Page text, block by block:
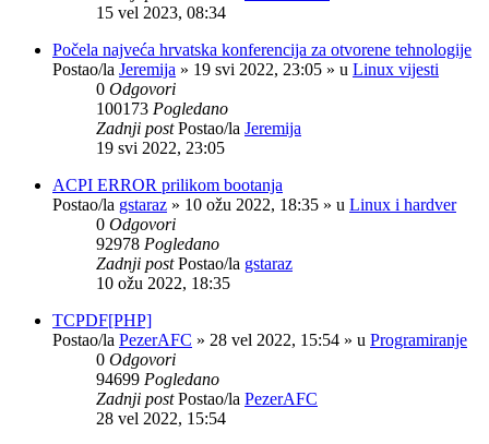
15 vel 2023, 08:34
Počela najveća hrvatska konferencija za otvorene tehnologije
Postao/la Jeremija » 19 svi 2022, 23:05 » u Linux vijesti
0 Odgovori
100173 Pogledano
Zadnji postPostao/la Jeremija
19 svi 2022, 23:05
ACPI ERROR prilikom bootanja
Postao/la gstaraz » 10 ožu 2022, 18:35 » u Linux i hardver
0 Odgovori
92978 Pogledano
Zadnji postPostao/la gstaraz
10 ožu 2022, 18:35
TCPDF[PHP]
Postao/la PezerAFC » 28 vel 2022, 15:54 » u Programiranje
0 Odgovori
94699 Pogledano
Zadnji postPostao/la PezerAFC
28 vel 2022, 15:54